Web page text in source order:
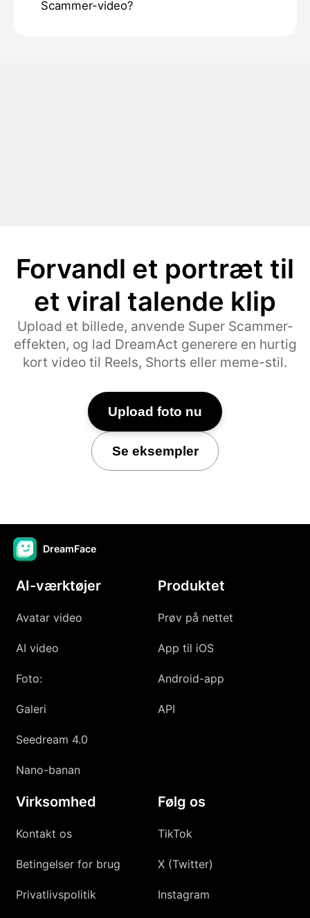
Scammer-video?
Forvandl et portræt til
et viral talende klip
Upload et billede, anvende Super Scammer-
effekten, og lad DreamAct generere en hurtig
kort video til Reels, Shorts eller meme-stil.
Upload foto nu
Se eksempler
DreamFace
AI-værktøjer
Avatar video
AI video
Foto:
Galeri
Seedream 4.0
Nano-banan
Produktet
Prøv på nettet
App til iOS
Android-app
API
Virksomhed
Kontakt os
Betingelser for brug
Privatlivspolitik
Følg os
TikTok
X (Twitter)
Instagram